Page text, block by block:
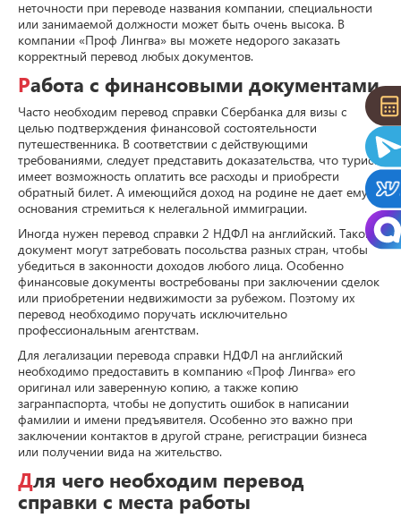
неточности при переводе названия компании, специальности
или занимаемой должности может быть очень высока. В
компании «Проф Лингва» вы можете недорого заказать
корректный перевод любых документов.
Работа с финансовыми документами
Часто необходим перевод справки Сбербанка для визы с
целью подтверждения финансовой состоятельности
путешественника. В соответствии с действующими
требованиями, следует представить доказательства, что турист
имеет возможность оплатить все расходы и приобрести
обратный билет. А имеющийся доход на родине не дает ему
основания стремиться к нелегальной иммиграции.
Иногда нужен перевод справки 2 НДФЛ на английский. Такой
документ могут затребовать посольства разных стран, чтобы
убедиться в законности доходов любого лица. Особенно
финансовые документы востребованы при заключении сделок
или приобретении недвижимости за рубежом. Поэтому их
перевод необходимо поручать исключительно
профессиональным агентствам.
Для легализации перевода справки НДФЛ на английский
необходимо предоставить в компанию «Проф Лингва» его
оригинал или заверенную копию, а также копию
загранпаспорта, чтобы не допустить ошибок в написании
фамилии и имени предъявителя. Особенно это важно при
заключении контактов в другой стране, регистрации бизнеса
или получении вида на жительство.
Для чего необходим перевод
справки с места работы